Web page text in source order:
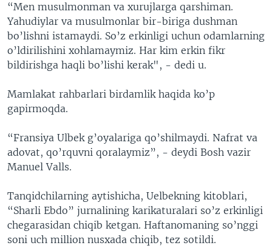
“Men musulmonman va xurujlarga qarshiman.
Yahudiylar va musulmonlar bir-biriga dushman
bo’lishni istamaydi. So’z erkinligi uchun odamlarning
o’ldirilishini xohlamaymiz. Har kim erkin fikr
bildirishga haqli bo’lishi kerak", - dedi u.
Mamlakat rahbarlari birdamlik haqida ko’p
gapirmoqda.
“Fransiya Ulbek g’oyalariga qo’shilmaydi. Nafrat va
adovat, qo’rquvni qoralaymiz”, - deydi Bosh vazir
Manuel Valls.​
Tanqidchilarning aytishicha, Uelbekning kitoblari,
“Sharli Ebdo” jurnalining karikaturalari so’z erkinligi
chegarasidan chiqib ketgan. Haftanomaning so’nggi
soni uch million nusxada chiqib, tez sotildi.​